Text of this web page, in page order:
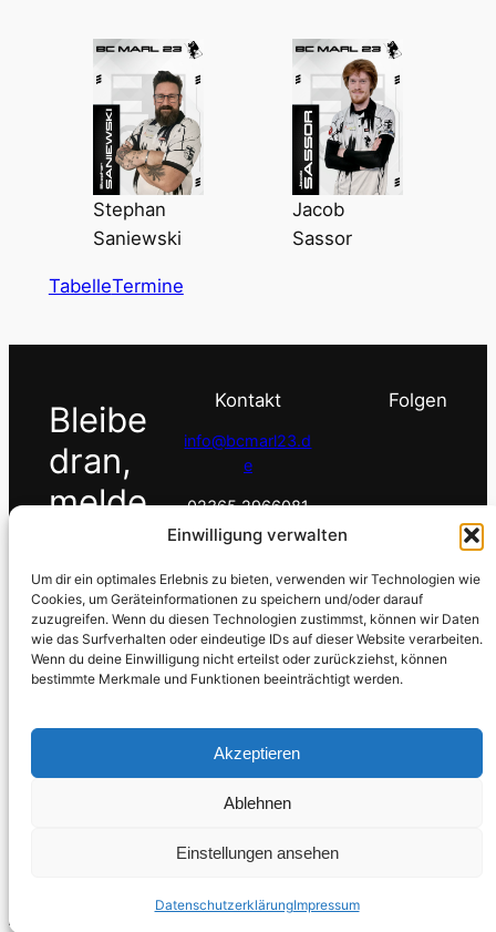
Einwilligung verwalten
Um dir ein optimales Erlebnis zu bieten, verwenden wir Technologien wie
Cookies, um Geräteinformationen zu speichern und/oder darauf
zuzugreifen. Wenn du diesen Technologien zustimmst, können wir Daten
wie das Surfverhalten oder eindeutige IDs auf dieser Website verarbeiten.
Wenn du deine Einwilligung nicht erteilst oder zurückziehst, können
bestimmte Merkmale und Funktionen beeinträchtigt werden.
Akzeptieren
Ablehnen
Einstellungen ansehen
DatenschutzerklärungImpressum
Stephan
Saniewski
Jacob
Sassor
TabelleTermine
Bleibe
dran,
melde
Kontakt
info@bcmarl23.d
e
02365 2966081
Folgen
Billard. Leidenschaft. Gemeinschaft.